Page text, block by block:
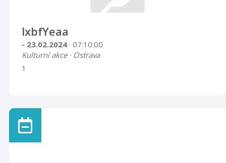
lxbfYeaa
- 23.02.2024 · 07:10:00
Kulturní akce · Ostrava
1